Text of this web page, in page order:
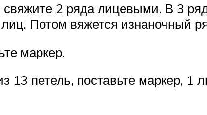
2 ряда лицевыми. В 3
Потом вяжется изнаночный
маркер.
петель, поставьте маркер, 1